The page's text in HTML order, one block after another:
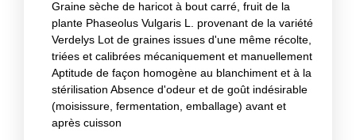
Graine sèche de haricot à bout carré, fruit de la
plante Phaseolus Vulgaris L. provenant de la variété
Verdelys Lot de graines issues d'une même récolte,
triées et calibrées mécaniquement et manuellement
Aptitude de façon homogène au blanchiment et à la
stérilisation Absence d'odeur et de goût indésirable
(moisissure, fermentation, emballage) avant et
après cuisson